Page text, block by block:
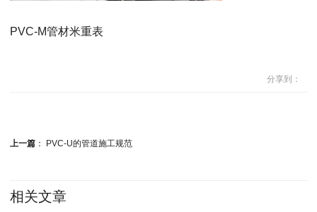
PVC-M管材米重表
分享到：
上一篇： PVC-U的管道施工规范
相关文章